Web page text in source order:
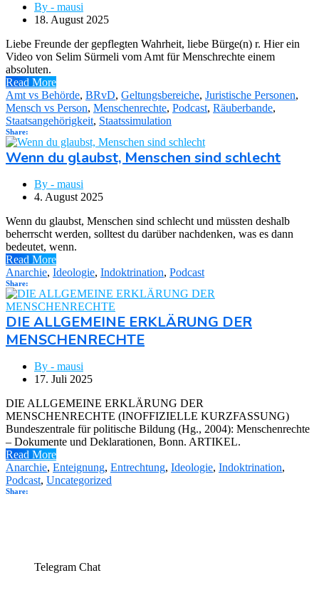
By - mausi
18. August 2025
Liebe Freunde der gepflegten Wahrheit, liebe Bürge(n) r. Hier ein
Video von Selim Sürmeli vom Amt für Menschrechte einem
absoluten.
Read More
Amt vs Behörde, BRvD, Geltungsbereiche, Juristische Personen,
Mensch vs Person, Menschenrechte, Podcast, Räuberbande,
Staatsangehörigkeit, Staatssimulation
Share:
Wenn du glaubst, Menschen sind schlecht
By - mausi
4. August 2025
Wenn du glaubst, Menschen sind schlecht und müssten deshalb
beherrscht werden, solltest du darüber nachdenken, was es dann
bedeutet, wenn.
Read More
Anarchie, Ideologie, Indoktrination, Podcast
Share:
DIE ALLGEMEINE ERKLÄRUNG DER
MENSCHENRECHTE
By - mausi
17. Juli 2025
DIE ALLGEMEINE ERKLÄRUNG DER
MENSCHENRECHTE (INOFFIZIELLE KURZFASSUNG)
Bundeszentrale für politische Bildung (Hg., 2004): Menschenrechte
– Dokumente und Deklarationen, Bonn. ARTIKEL.
Read More
Anarchie, Enteignung, Entrechtung, Ideologie, Indoktrination,
Podcast, Uncategorized
Share:
Telegram Chat